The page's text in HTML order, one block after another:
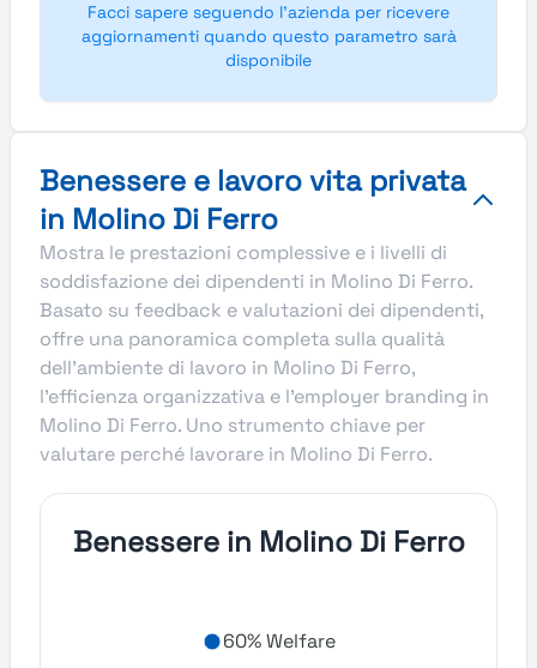
Facci sapere seguendo l'azienda per ricevere
aggiornamenti quando questo parametro sarà
disponibile
Benessere e lavoro vita privata
in Molino Di Ferro
Mostra le prestazioni complessive e i livelli di
soddisfazione dei dipendenti in Molino Di Ferro.
Basato su feedback e valutazioni dei dipendenti,
offre una panoramica completa sulla qualità
dell’ambiente di lavoro in Molino Di Ferro,
l’efficienza organizzativa e l’employer branding in
Molino Di Ferro. Uno strumento chiave per
valutare perché lavorare in Molino Di Ferro.
Benessere in Molino Di Ferro
60% Welfare